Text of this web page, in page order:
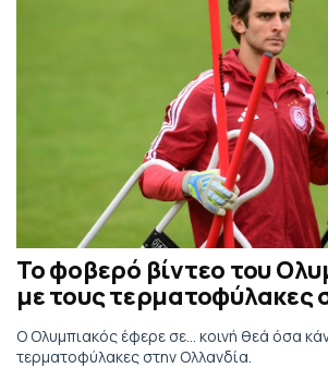
To φοβερό βίντεο του
με τους τερματοφύλακες
Ο Ολυμπιακός έφερε σε... κοινή θεά όσα
τερματοφύλακες στην Ολλανδία.